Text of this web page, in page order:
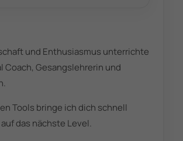
und Enthusiasmus unterrichte
Coach, Gesangslehrerin und
Tools bringe ich dich schnell
das nächste Level.